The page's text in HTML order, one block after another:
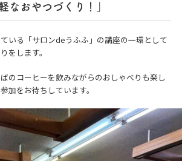
なおやつづくり！」
いる「サロンdeうふふ」の講座の一環として
をします。
のコーヒーを飲みながらのおしゃべりも楽し
加をお待ちしています。